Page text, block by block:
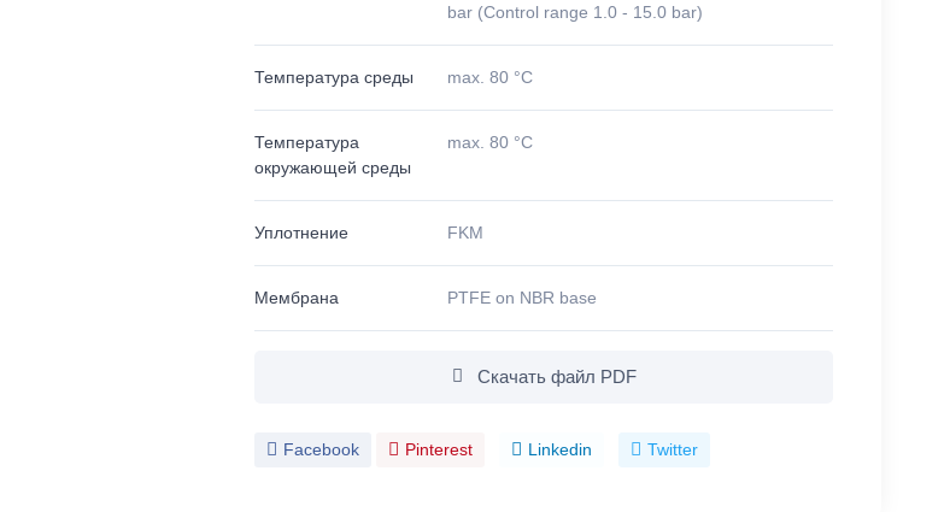
bar (Control range 1.0 - 15.0 bar)
Температура среды max. 80 °C
Температура
окружающей среды
max. 80 °C
Уплотнение FKM
Мембрана PTFE on NBR base
Скачать файл PDF
Facebook Pinterest Linkedin Twitter